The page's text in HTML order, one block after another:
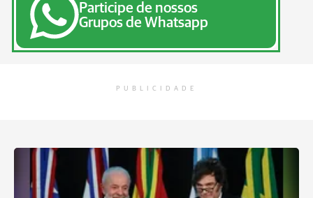
Participe de nossos
Grupos de Whatsapp
PUBLICIDADE